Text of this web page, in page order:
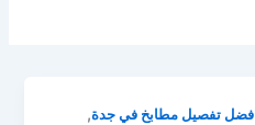
افضل تفصيل مطابخ في جدة,